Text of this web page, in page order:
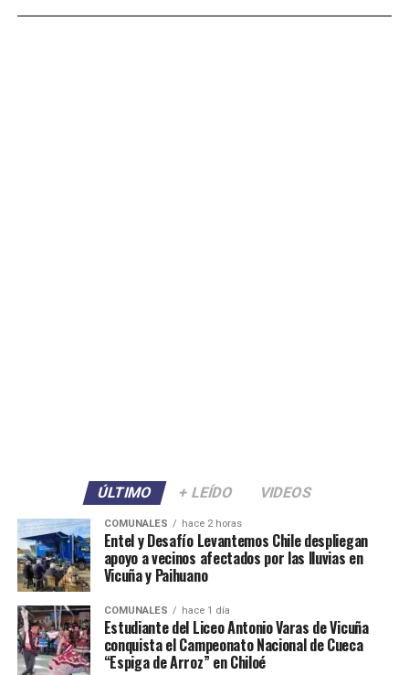
ÚLTIMO + LEÍDO VIDEOS
COMUNALES hace 2 horas
Entel y Desafío Levantemos Chile despliegan
apoyo a vecinos afectados por las lluvias en
Vicuña y Paihuano
COMUNALES hace 1 día
Estudiante del Liceo Antonio Varas de Vicuña
conquista el Campeonato Nacional de Cueca
“Espiga de Arroz” en Chiloé